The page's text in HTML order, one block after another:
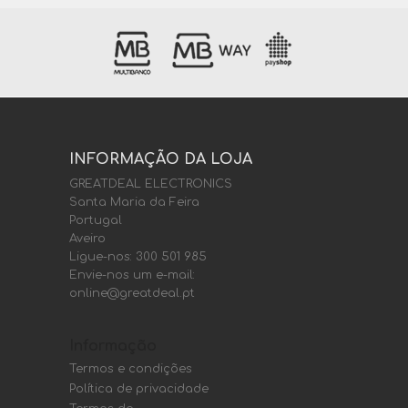
INFORMAÇÃO DA LOJA
GREATDEAL ELECTRONICS
Santa Maria da Feira
Portugal
Aveiro
Ligue-nos: 300 501 985
Envie-nos um e-mail:
online@greatdeal.pt
Termos e condições
Política de privacidade